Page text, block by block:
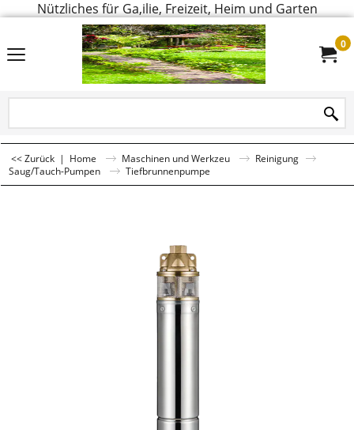
Nützliches für Ga,ilie, Freizeit, Heim und Garten
0
<< Zurück | Home Maschinen und Werkzeu
Reinigung
Saug/Tauch-Pumpen
Tiefbrunnenpumpe